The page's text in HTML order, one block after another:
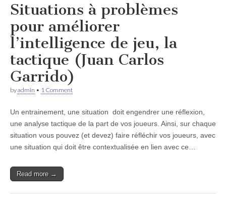
Situations à problèmes
pour améliorer
l’intelligence de jeu, la
tactique (Juan Carlos
Garrido)
byadmin • 1 Comment
Un entrainement, une situation doit engendrer une réflexion,
une analyse tactique de la part de vos joueurs. Ainsi, sur chaque
situation vous pouvez (et devez) faire réfléchir vos joueurs, avec
une situation qui doit être contextualisée en lien avec ce…
Read more →